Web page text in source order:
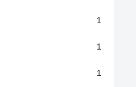
1
1
1